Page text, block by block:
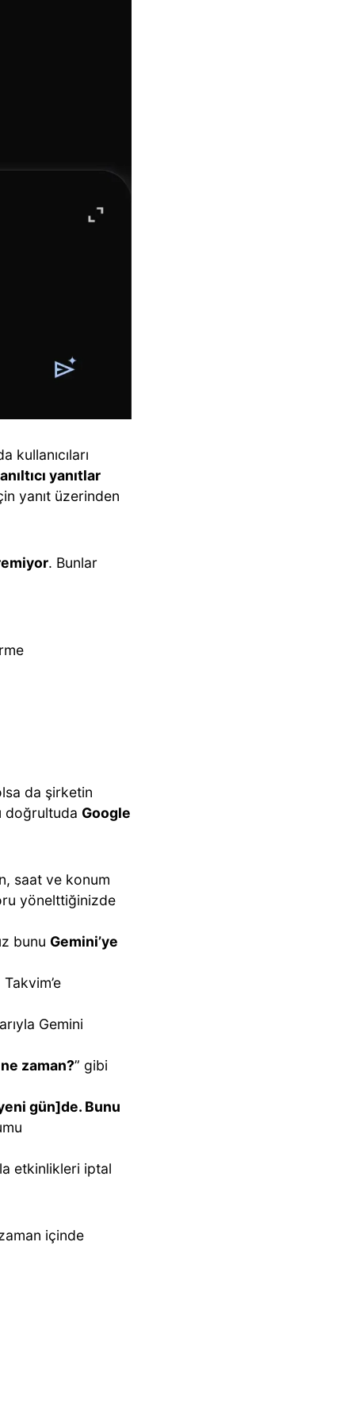
kullanıcıları
yanıtlar
yanıt üzerinden
. Bunlar
da şirketin
doğrultuda Google
saat ve konum
yönelttiğinizde
bunu Gemini’ye
Gemini
zaman?” gibi
gün]de. Bunu
etkinlikleri iptal
içinde